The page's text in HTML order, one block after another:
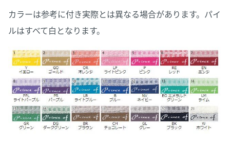
カラーは参考に付き実際とは異なる場合があります。パイ
ルはすべて白となります。